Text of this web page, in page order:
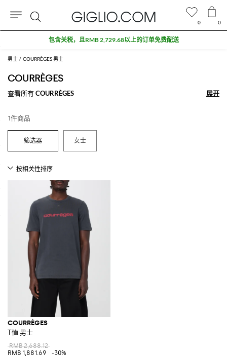
男士 COURRÈGES 男士
COURRÈGES
查看所有COURRÈGES 展开
展开
1件商品
女士
COURRÈGES
T恤 男士
RMB 2,688.12
RMB 1,881.69
-30%
0 0
包含关税，且RMB 2,729.68以上的订单免费配送